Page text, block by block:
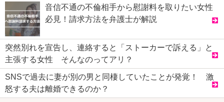
音信不通の不倫相手から慰謝料を取りたい女性
必見！請求方法を弁護士が解説
突然別れを宣告し、連絡すると「ストーカーで訴える」と
主張する女性 そんなのってアリ？
SNSで過去に妻が別の男と同棲していたことが発覚！ 激
怒する夫は離婚できるのか？